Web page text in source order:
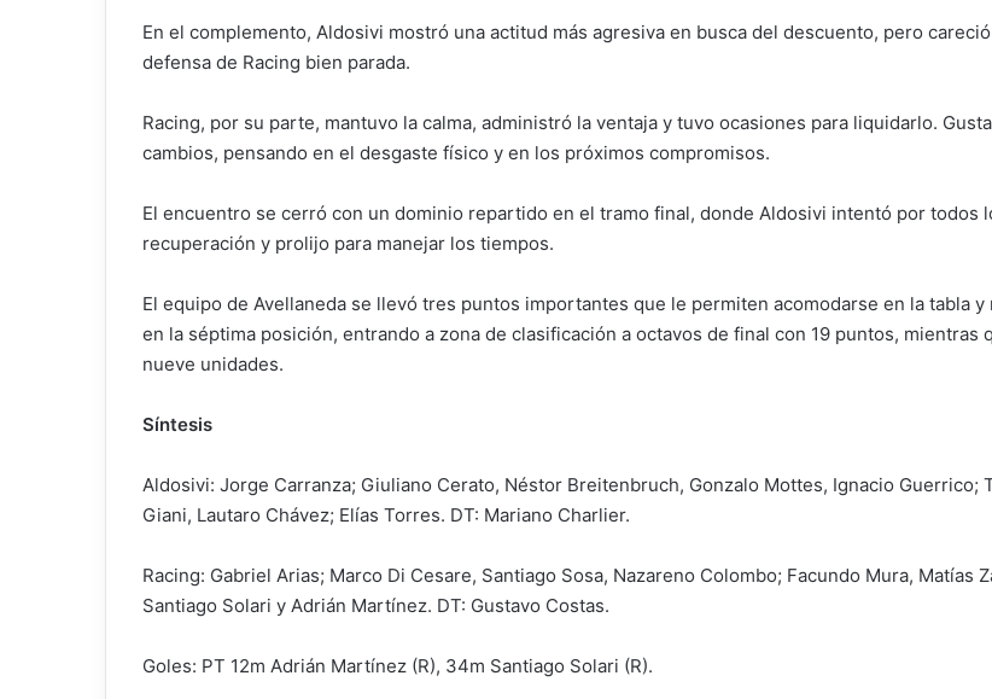
En el complemento, Aldosivi mostró una actitud más agresiva en busca del descuento, pero
defensa de Racing bien parada.
Racing, por su parte, mantuvo la calma, administró la ventaja y tuvo ocasiones para liquidarlo.
cambios, pensando en el desgaste físico y en los próximos compromisos.
El encuentro se cerró con un dominio repartido en el tramo final, donde Aldosivi intentó por todos
recuperación y prolijo para manejar los tiempos.
El equipo de Avellaneda se llevó tres puntos importantes que le permiten acomodarse en la tabla
en la séptima posición, entrando a zona de clasificación a octavos de final con 19 puntos,
nueve unidades.
Síntesis
Aldosivi: Jorge Carranza; Giuliano Cerato, Néstor Breitenbruch, Gonzalo Mottes, Ignacio Guerrico;
Giani, Lautaro Chávez; Elías Torres. DT: Mariano Charlier.
Racing: Gabriel Arias; Marco Di Cesare, Santiago Sosa, Nazareno Colombo; Facundo Mura, Matías
Santiago Solari y Adrián Martínez. DT: Gustavo Costas.
Goles: PT 12m Adrián Martínez (R), 34m Santiago Solari (R).